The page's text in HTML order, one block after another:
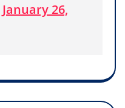
January 26,